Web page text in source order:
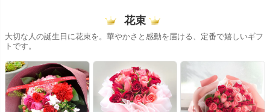
花束
大切な人の誕生日に花束を。華やかさと感動を届ける、定番で嬉しいギフ
トです。